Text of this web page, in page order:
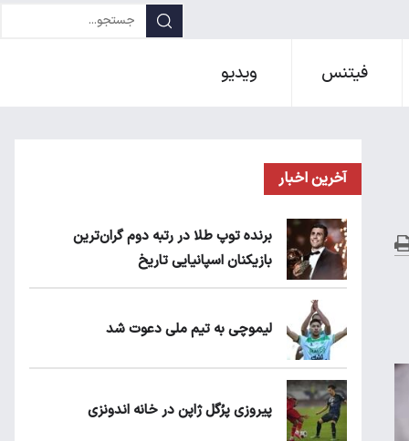
فیتنس ویدیو
آخرین اخبار
برنده توپ طلا در رتبه دوم گران‌ترین
بازیکنان اسپانیایی تاریخ
لیموچی به تیم ملی دعوت شد
پیروزی پرُگل ژاپن در خانه اندونزی